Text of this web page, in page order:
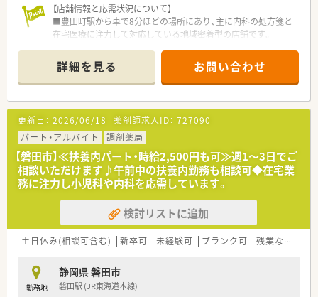
【店舗情報と応需状況について】
■豊田町駅から車で8分ほどの場所にあり、主に内科の処方箋と
在宅医療に注力して対応している地域密着型の店舗です。
が、繁忙期には最大で190枚ほどになることがあります。
■投薬カウンターは2台設置されており、患者様と同じ目線で対
話ができるよう座り投薬のスタイルを取り入れています。
【法人特徴について】
■磐田市内にて調剤薬局を複数展開しており、マンツーマン形態
で地域の患者様と深い信頼関係を築いている法人です。
■代表自身も現役の薬剤師として現場に立ち続けているため、従
業員と同じ目線で日々の業務や課題を共有できる環境です。
■年功序列ではなく実力や結果を正当に評価する明確な方針が
あり、頑張り次第でしっかりと収入に反映される社風です。
【職場環境と雰囲気】
■患者様を第一に考えるという一貫したスタイルを重んじてお
り、スタッフ全員が同じ目標に向かって業務に取り組んでいま
■ボランティア活動への募金箱設置など社会貢献にも積極的で、
温かみのあるアットホームな雰囲気が魅力的な職場環境です。
■同僚との積極的なコミュニケーションが推奨されており、お互
詳細を見る お問い合わせ
更新日： 2026/06/18 薬剤師求人ID： 727090
パート・アルバイト
調剤薬局
【磐田市】≪扶養内パート・時給2,500円も可≫週1～3日でご
相談いただけます♪午前中の扶養内勤務も相談可◆在宅業
務に注力し小児科や内科を応需しています。
検討リストに追加
土日休み(相談可含む) 新卒可 未経験可 ブランク可 残業なし(ほぼなし含む)
勤務地
静岡県 磐田市
磐田駅 (JR東海道本線)